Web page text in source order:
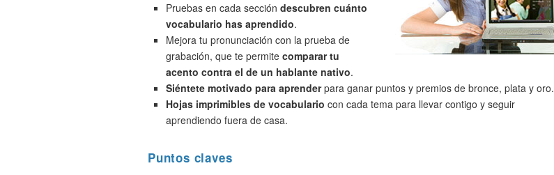
Pruebas en cada sección descubren cuánto
vocabulario has aprendido.
Mejora tu pronunciación con la prueba de
grabación, que te permite comparar tu
acento contra el de un hablante nativo.
Siéntete motivado para aprenderpara ganar puntos y premios de bronce, plata y oro.
Hojas imprimibles de vocabulario con cada tema para llevar contigo y seguir
aprendiendo fuera de casa.
Puntos claves